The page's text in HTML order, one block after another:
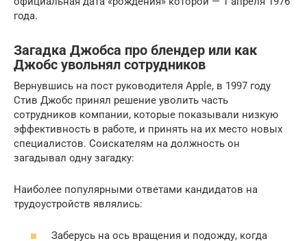
года.
Загадка Джобса про блендер или как
Джобс увольнял сотрудников
Вернувшись на пост руководителя Apple, в 1997 году
Стив Джобс принял решение уволить часть
сотрудников компании, которые показывали низкую
эффективность в работе, и принять на их место новых
специалистов. Соискателям на должность он
загадывал одну загадку:
Наиболее популярными ответами кандидатов на
трудоустройств являлись:
Заберусь на ось вращения и подожду, когда